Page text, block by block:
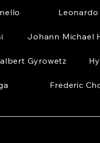
Leonardo
Johann Michael
Gyrowetz
Frederic